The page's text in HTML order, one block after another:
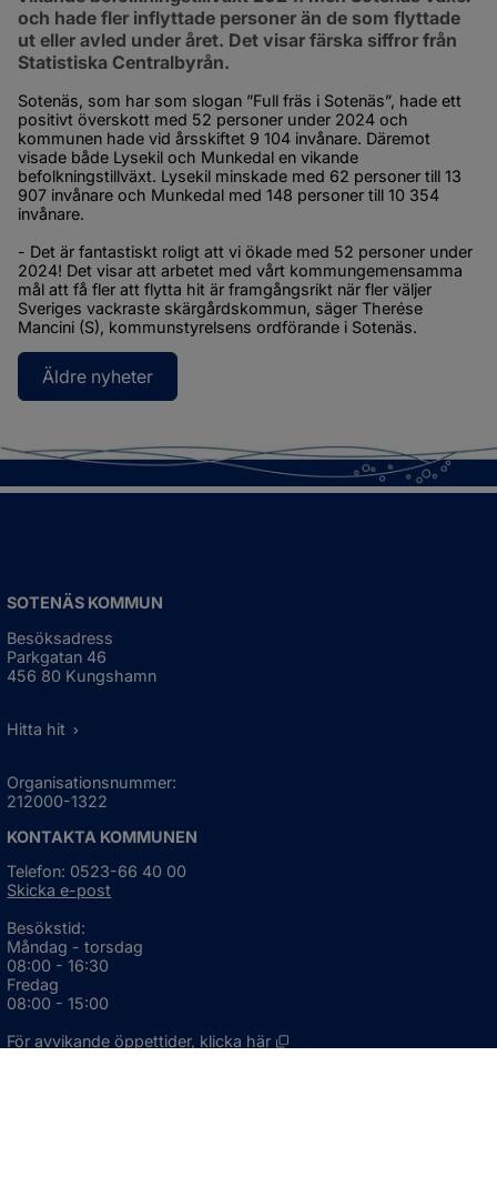
och hade fler inflyttade personer än de som flyttade
ut eller avled under året. Det visar färska siffror från
Statistiska Centralbyrån.
Sotenäs, som har som slogan ”Full fräs i Sotenäs”, hade ett
positivt överskott med 52 personer under 2024 och
kommunen hade vid årsskiftet 9 104 invånare. Däremot
visade både Lysekil och Munkedal en vikande
befolkningstillväxt. Lysekil minskade med 62 personer till 13
907 invånare och Munkedal med 148 personer till 10 354
invånare.
- Det är fantastiskt roligt att vi ökade med 52 personer under
2024! Det visar att arbetet med vårt kommungemensamma
mål att få fler att flytta hit är framgångsrikt när fler väljer
Sveriges vackraste skärgårdskommun, säger Therése
Mancini (S), kommunstyrelsens ordförande i Sotenäs.
Äldre nyheter
SOTENÄS KOMMUN
Besöksadress
Parkgatan 46
456 80 Kungshamn
Hitta hit
Organisationsnummer:
212000-1322
KONTAKTA KOMMUNEN
Telefon: 0523-66 40 00
Skicka e-post
Besökstid:
Måndag - torsdag
08:00 - 16:30
Fredag
08:00 - 15:00
För avvikande öppettider, klicka här
Öppnas i nytt fönster.